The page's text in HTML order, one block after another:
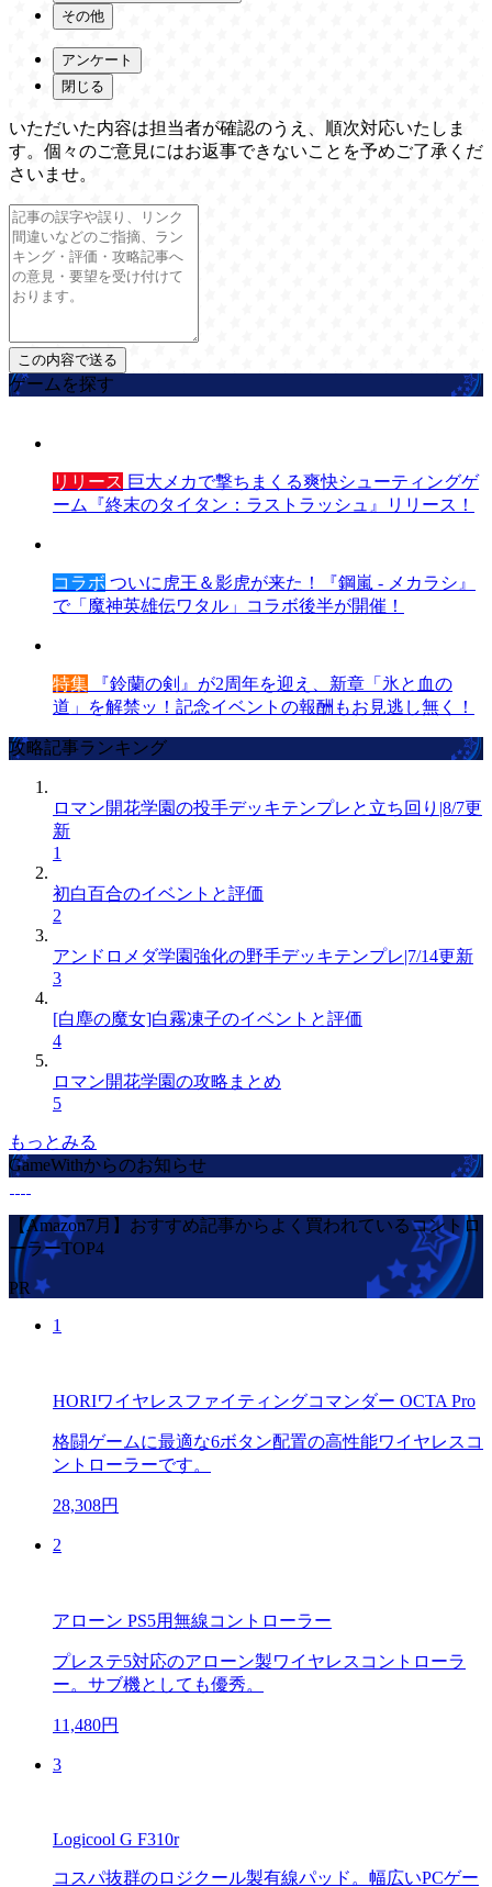
その他
アンケート
閉じる
いただいた内容は担当者が確認のうえ、順次対応いたしま
す。個々のご意見にはお返事できないことを予めご了承くだ
さいませ。
ゲームを探す
リリース 巨大メカで撃ちまくる爽快シューティングゲ
ーム『終末のタイタン：ラストラッシュ』リリース！
コラボ ついに虎王＆影虎が来た！『鋼嵐 - メカラシ』
で「魔神英雄伝ワタル」コラボ後半が開催！
特集 『鈴蘭の剣』が2周年を迎え、新章「氷と血の
道」を解禁ッ！記念イベントの報酬もお見逃し無く！
攻略記事ランキング
ロマン開花学園の投手デッキテンプレと立ち回り|8/7更
新
1
初白百合のイベントと評価
2
アンドロメダ学園強化の野手デッキテンプレ|7/14更新
3
[白塵の魔女]白霧凍子のイベントと評価
4
ロマン開花学園の攻略まとめ
5
もっとみる
GameWithからのお知らせ
【Amazon7月】おすすめ記事からよく買われているコントロ
ーラーTOP4
PR
1
HORIワイヤレスファイティングコマンダー OCTA Pro
格闘ゲームに最適な6ボタン配置の高性能ワイヤレスコ
ントローラーです。
28,308円
2
アローン PS5用無線コントローラー
プレステ5対応のアローン製ワイヤレスコントローラ
ー。サブ機としても優秀。
11,480円
3
Logicool G F310r
コスパ抜群のロジクール製有線パッド。幅広いPCゲー